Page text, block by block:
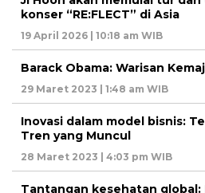
konser “RE:FLECT” di Asia
19 April 2026 | 10:18 am WIB
Barack Obama: Warisan
29 Maret 2023 | 1:48 am WIB
Inovasi dalam model bisnis:
Tren yang Muncul
28 Maret 2023 | 4:03 pm WIB
Tantangan kesehatan